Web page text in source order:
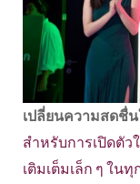
เปลี่ยนความสดชื่
สำหรับการเปิดตัว
เติมเต็มเล็ก ๆ ใน